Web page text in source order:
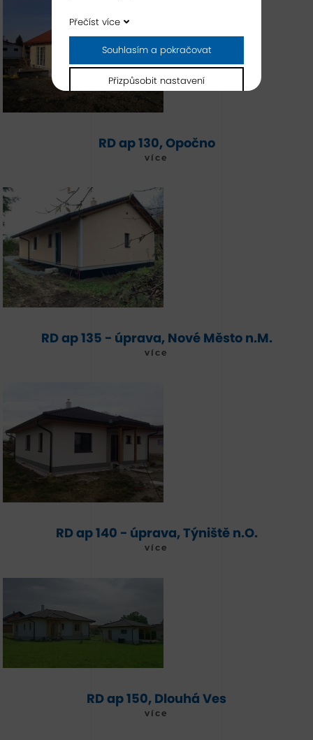
RD ap 130, Opočno
více
RD ap 135 - úprava, Nové Město n.M.
více
RD ap 140 - úprava, Týniště n.O.
více
RD ap 150, Dlouhá Ves
více
Přečíst více
Souhlasím a pokračovat
Přizpůsobit nastavení